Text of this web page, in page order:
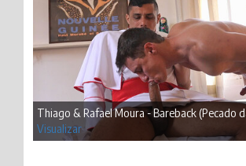
Thiago & Rafael Moura - Bareback (Pecado
Visualizar